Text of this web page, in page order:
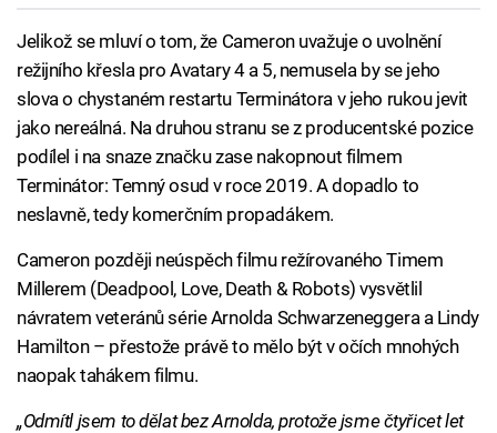
Jelikož se mluví o tom, že Cameron uvažuje o uvolnění
režijního křesla pro Avatary 4 a 5, nemusela by se jeho
slova o chystaném restartu Terminátora v jeho rukou jevit
jako nereálná. Na druhou stranu se z producentské pozice
podílel i na snaze značku zase nakopnout filmem
Terminátor: Temný osud v roce 2019. A dopadlo to
neslavně, tedy komerčním propadákem.
Cameron později neúspěch filmu režírovaného Timem
Millerem (Deadpool, Love, Death & Robots) vysvětlil
návratem veteránů série Arnolda Schwarzeneggera a Lindy
Hamilton – přestože právě to mělo být v očích mnohých
naopak tahákem filmu.
„Odmítl jsem to dělat bez Arnolda, protože jsme čtyřicet let